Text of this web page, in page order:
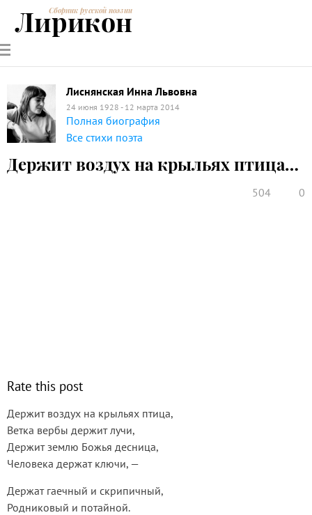
РУССКИЕ
ПОЭТЫ
СОВРЕМЕННИКИЭНЦИКЛОПЕДИЯ
ПОЭЗИИ
Сборник русской поэзии
Лирикон
Лиснянская Инна Львовна
24 июня 1928 - 12 марта 2014
Полная биография
Все стихи поэта
Держит воздух на крыльях птица…
504 0
Rate this post
Держит воздух на крыльях птица,
Ветка вербы держит лучи,
Держит землю Божья десница,
Человека держат ключи, —
Держат гаечный и скрипичный,
Родниковый и потайной.